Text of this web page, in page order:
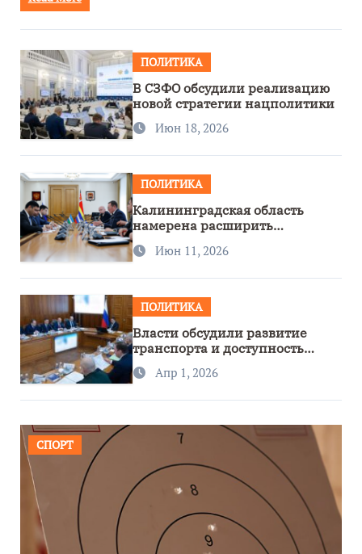
ПОЛИТИКА
В СЗФО обсудили реализацию
новой стратегии нацполитики
Июн 18, 2026
ПОЛИТИКА
Калининградская область
намерена расширить
сотрудничество с Узбекистаном
Июн 11, 2026
ПОЛИТИКА
Власти обсудили развитие
транспорта и доступность
региона
Апр 1, 2026
СПОРТ